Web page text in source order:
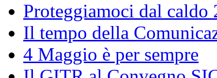
Proteggiamoci dal caldo
Il tempo della
4 Maggio è per sempre